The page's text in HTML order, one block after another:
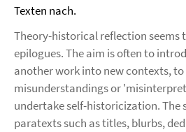
Texten nach.
Theory-historical reflection seems
epilogues. The aim is often to
another work into new contexts,
misunderstandings or
undertake self-historicization. The
paratexts such as titles, blurbs,